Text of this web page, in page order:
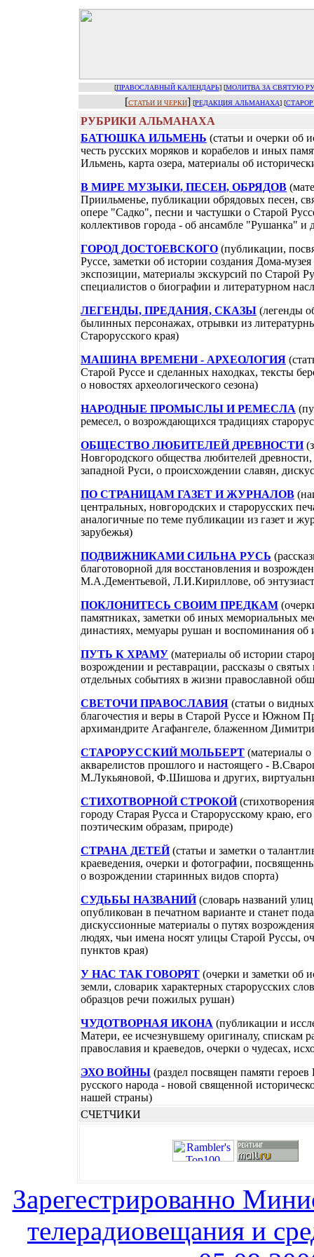
[ПРАВОСЛАВНЫЙ КАЛЕНДАРЬ] [МОЛИТВА ЗА СВЯТУЮ
[СТАТЬИ И ЧЕРКИ] [РЕДАКЦИЯ АЛЬМАНАХА] [
РУБРИКИ АЛЬМАНАХА
БАТЮШКА ИЛЬМЕНЬ (статьи и очерки об
честь русских моряков и корабелов и иных
Ильмень, карта озера, материалы об
В МИРЕ МУЗЫКИ, ПЕСЕН, ОБРЯДОВ
Приильменье, публикации обрядовых песен,
опере "Садко", песни и частушки о Старой
коллективов города - об ансамбле "Рушанка" и
ГОРОД ДОСТОЕВСКОГО (публикации,
Руссе, заметки об истории создания Дома-
экспозиции, материалы экскурсий по Старой
специалистов о биографии и литературном
ЛЕГЕНДЫ, ПРЕДАНИЯ, СКАЗЫ (легенды
былинных персонажах, отрывки из
Старорусского края)
МАШИНА ВРЕМЕНИ - АРХЕОЛОГИЯ
Старой Руссе и сделанных находках, тексты
о новостях археологического сезона)
НАРОДНЫЕ ПРОМЫСЛЫ И РЕМЕСЛА
ремесел, о возрождающихся традициях
ОБЩЕСТВО ЛЮБИТЕЛЕЙ ДРЕВНОСТИ
Новгородского общества любителей
западной Руси, о происхождении славян,
ПО СТРАНИЦАМ ГАЗЕТ И ЖУРНАЛОВ
центральных, новгородских и старорусских
аналогичные по теме публикации из газет и
зарубежья)
ПОДВИЖНИКАМИ СИЛЬНА РУСЬ
благотоворной для восстановления и
М.А.Дементьевой, Л.И.Кириллове, об
ПОКЛОНИТЕСЬ СВОИМ ПРЕДКАМ
памятниках, заметки об иных мемориальных
династиях, мемуары рушан и воспоминания
ПУТЬ К ХРАМУ (материалы об истории
возрождении и реставрации, рассказы о
отдельных событиях в жизни православной
СВЕТОЧИ ПРАВОСЛАВИЯ (статьи о
благочестия и веры в Старой Руссе и Южном
архимандрите Агафангеле, блаженном
СТАРОРУССКИЙ МОЛЬБЕРТ (материалы о
акварелистов прошлого и настоящего -
М.Лукьяновой, Ф.Шишова и других,
СТИХОТВОРНОЙ СТРОКОЙ
городу Старая Русса и Старорусскому краю,
поэтическим образам, природе)
СТРАНА ДЕТЕЙ(статьи и заметки о
краеведения, очерки и фотографии,
о возрождении старинных видов спорта)
СУДЬБЫ НАЗВАНИЙ(словарь названий
опубликован в печатном варианте и станет
дискуссионные материалы о путях
людях, чьи имена носят улицы Старой Руссы,
пунктов края)
У НАС ТАК ГОВОРЯТ (очерки и заметки об
земли, словарик характерных старорусских
образцов речи пожилых рушан)
ЧУДОТВОРНАЯ ИКОНА (публикации и
Матери, ее исчезнувшему оригиналу, спискам
православия и краеведов, очерки о чудесах,
ЭХО ВОЙНЫ (раздел посвящен памяти
русского народа - новой священной
нашей страны)
СЧЕТЧИКИ
Зарегестрированно
телерадиовещания и